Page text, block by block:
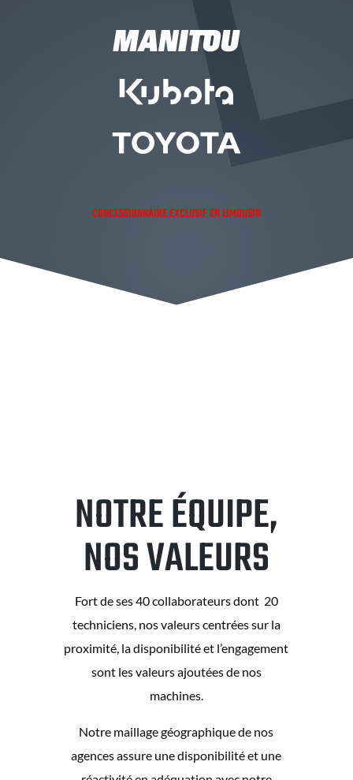
CONCESSIONNAIRE EXCLUSIF EN LIMOUSIN
NOTRE ÉQUIPE,
NOS VALEURS
Fort de ses 40 collaborateurs dont 20
techniciens, nos valeurs centrées sur la
proximité, la disponibilité et l’engagement
sont les valeurs ajoutées de nos
machines.
Notre maillage géographique de nos
agences assure une disponibilité et une